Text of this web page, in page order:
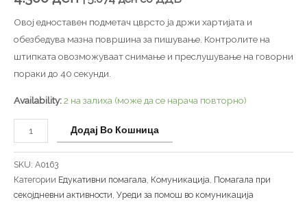
Овој едноставен подметач цврсто ја држи хартијата и
обезбедува мазна површина за пишување. Контролите на
штипката овозможуваат снимање и преслушување на говорни
пораки до 40 секунди.
Availability:2 на залиха (може да се нарача повторно)
Додај Во Кошница
SKU: A0163
Категории Едукативни помагала Комуникација Помагала при
секојдневни активности Уреди за помош во комуникација